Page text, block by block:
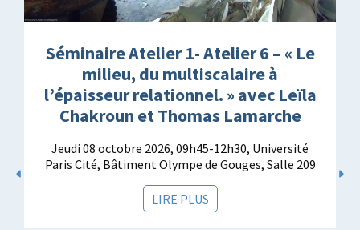
Séminaire Atelier 1- Atelier 6 – « Le
milieu, du multiscalaire à
l’épaisseur relationnel. » avec Leïla
Chakroun et Thomas Lamarche
Jeudi 08 octobre 2026, 09h45-12h30, Université
Paris Cité, Bâtiment Olympe de Gouges, Salle 209
LIRE PLUS